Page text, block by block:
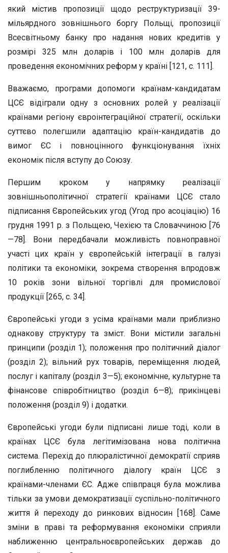
який містив пропозиції щодо реструктуризації 39-
мільярдного зовнішнього боргу Польщі, пропозиції
Всесвітньому банку про надання нових кредитів у
розмірі 325 млн доларів і 100 млн доларів для
проведення економічних реформ у країні [121, с. 111].
Вважаємо, програми допомоги країнам-кандидатам
ЦСЄ відіграли одну з основних ролей у реалізації
країнами регіону євроінтеграційної стратегії, оскільки
суттєво полегшили адаптацію країн-кандидатів до
вимог ЄС і повноцінного функціонування їхніх
економік після вступу до Союзу.
Першим кроком у напрямку реалізації
зовнішньополітичної стратегії країнами ЦСЄ стало
підписання Європейських угод (Угод про асоціацію) 16
грудня 1991 р. з Польщею, Чехією та Словаччиною [76
—78]. Вони передбачали можливість повноправної
участі цих країн у європейській інтеграції в галузі
політики та економіки, зокрема створення впродовж
10 років зони вільної торгівлі для промислової
продукції [265, с. 34].
Європейські угоди з усіма країнами мали приблизно
однакову структуру та зміст. Вони містили загальні
принципи (розділ 1); положення про політичний діалог
(розділ 2); вільний рух товарів, переміщення людей,
послуг і капіталу (розділ 3—5); економічне, культурне та
фінансове співробітництво (розділ 6—8); прикінцеві
положення (розділ 9) і додатки.
Європейські угоди були підписані лише тоді, коли в
країнах ЦСЄ була легітимізована нова політична
система. Перехід до плюралістичної демократії сприяв
поглибленню політичного діалогу країн ЦСЄ з
країнами-членами ЄС. Адже співпраця була можлива
тільки за умови демократизації суспільно-політичного
життя й переходу до ринкових відносин [168]. Саме
зміни в праві та реформування економіки сприяли
наближенню центральноєвропейських держав до